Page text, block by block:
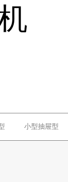
小型抽屉型